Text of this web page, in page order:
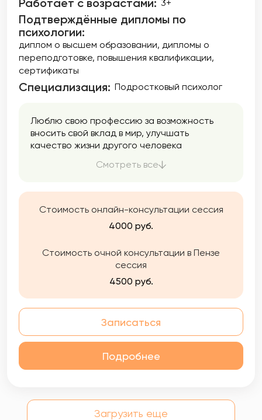
расстройство (ПТСР); Состояния острого
горя; Травмы, связанные с насилием;
Деструктивные убеждения, как
поверхностные, так и глубинные.
Работает с возрастами: 3+
Подтверждённые дипломы по
психологии:
диплом о высшем образовании дипломы о
переподготовке повышения квалификации
сертификаты
Специализация: Подростковый психолог
Люблю свою профессию за возможность
вносить свой вклад в мир, улучшать
качество жизни другого человека
отношений. Если Вы нуждаетесь в помощи,
приходите!
Смотреть все
Стоимость онлайн-консультации сессия
4000 руб.
Стоимость очной консультации в Пензе
сессия
4500 руб.
Записаться
Подробнее
Загрузить еще